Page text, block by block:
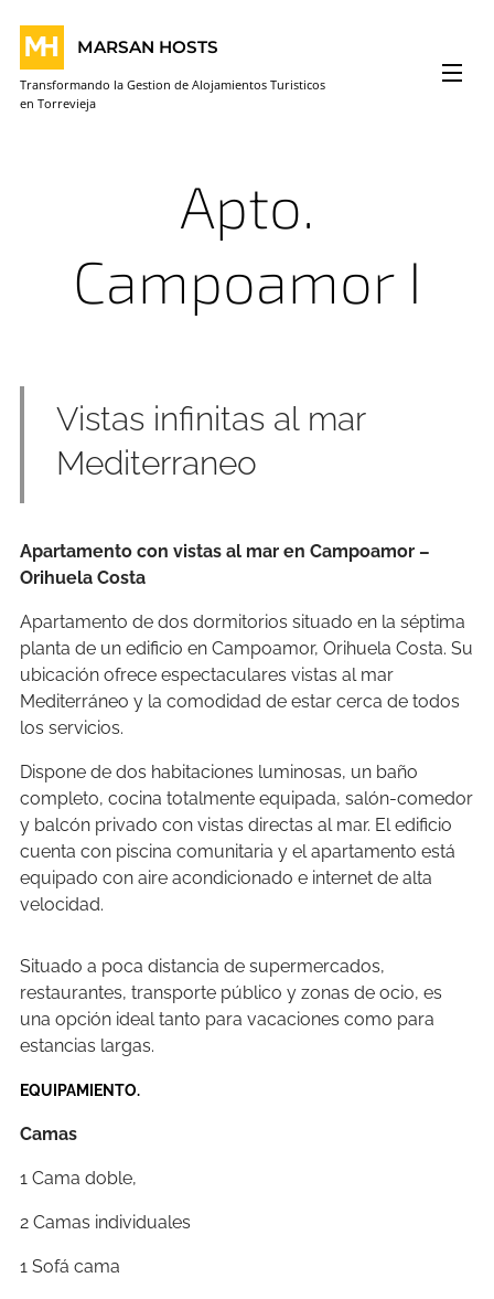
MARSAN HOSTS
Transformando la Gestion de Alojamientos Turisticos
en Torrevieja
Apto.
Campoamor I
Vistas infinitas al mar
Mediterraneo
Apartamento con vistas al mar en Campoamor –
Orihuela Costa
Apartamento de dos dormitorios situado en la séptima
planta de un edificio en Campoamor, Orihuela Costa. Su
ubicación ofrece espectaculares vistas al mar
Mediterráneo y la comodidad de estar cerca de todos
los servicios.
Dispone de dos habitaciones luminosas, un baño
completo, cocina totalmente equipada, salón-comedor
y balcón privado con vistas directas al mar. El edificio
cuenta con piscina comunitaria y el apartamento está
equipado con aire acondicionado e internet de alta
velocidad.
Situado a poca distancia de supermercados,
restaurantes, transporte público y zonas de ocio, es
una opción ideal tanto para vacaciones como para
estancias largas.
EQUIPAMIENTO.
Camas
1 Cama doble,
2 Camas individuales
1 Sofá cama